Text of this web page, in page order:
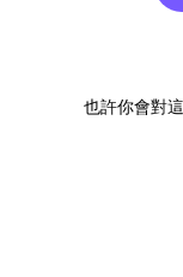
也許你會對